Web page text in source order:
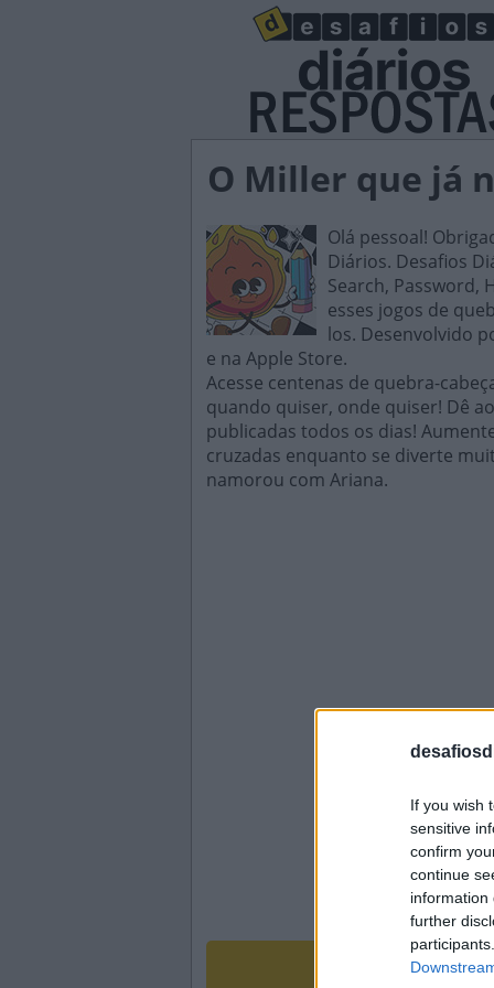
If you wish
sensitive
confirm
continue
information
further
O Miller que já
Olá pessoal!
Diários. Desafios
Search, Password,
esses jogos de
los. Desenvolvido
e na Apple Store.
Acesse centenas de quebra-
quando quiser, onde quiser! Dê
publicadas todos os dias!
cruzadas enquanto se diverte
namorou com Ariana.